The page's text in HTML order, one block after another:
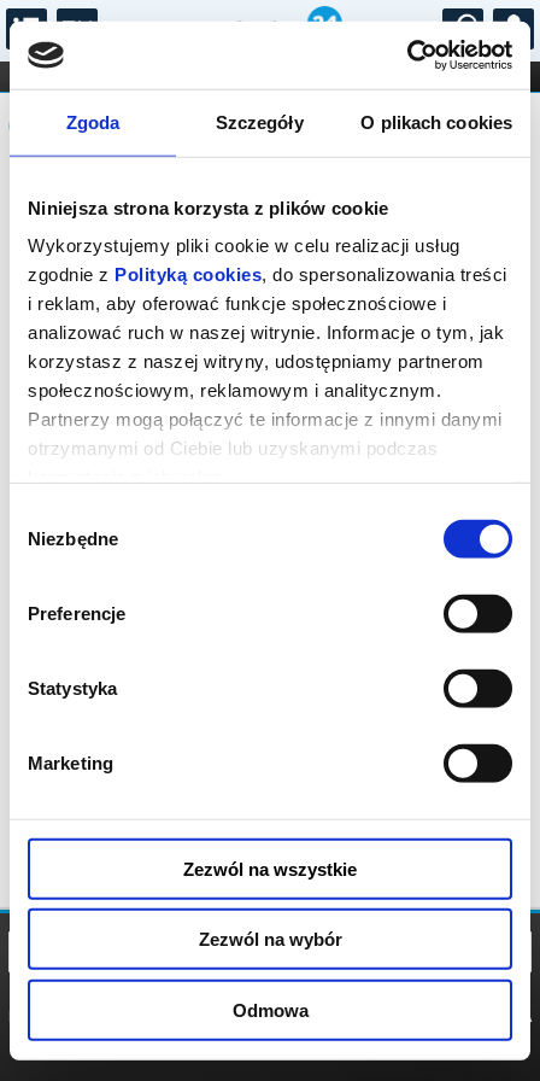
Zgoda Szczegóły O plikach cookies
Niniejsza strona korzysta z plików cookie
Wykorzystujemy pliki cookie w celu realizacji usług
zgodnie z Polityką cookies, do spersonalizowania treści
i reklam, aby oferować funkcje społecznościowe i
analizować ruch w naszej witrynie. Informacje o tym, jak
korzystasz z naszej witryny, udostępniamy partnerom
społecznościowym, reklamowym i analitycznym.
Partnerzy mogą połączyć te informacje z innymi danymi
otrzymanymi od Ciebie lub uzyskanymi podczas
zgody
Niezbędne
Preferencje
Statystyka
Marketing
Zezwól na wszystkie
Zezwól na wybór
Odmowa
...
FILHARMONIA OPERA I BALET
STAND-UP
DLA DZIECI
Komunikat
Sprzedaż biletów on-line na wydarzenie
została zakończona.
POLITYKA
POLITYKA